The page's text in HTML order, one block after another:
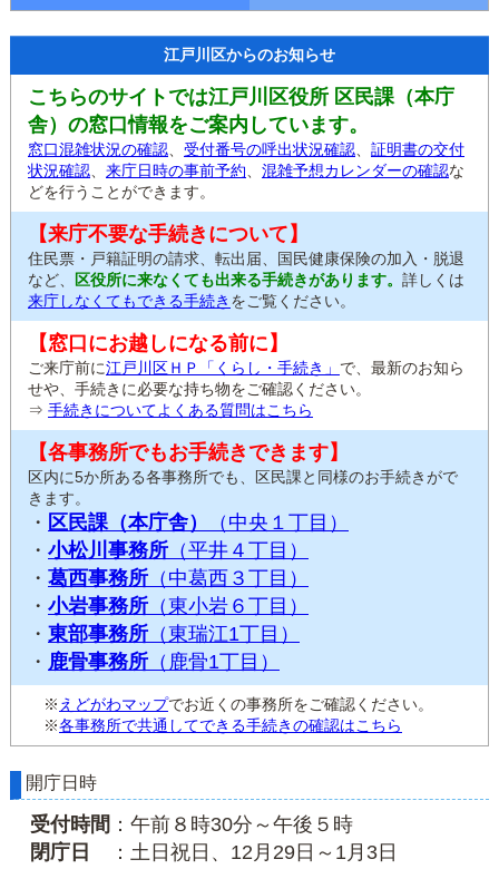
江戸川区からのお知らせ
こちらのサイトでは江戸川区役所 区民課（本庁
舎）の窓口情報をご案内しています。
窓口混雑状況の確認 受付番号の呼出状況確認
証明書の交付
状況確認
来庁日時の事前予約 混雑予想カレンダーの確認な
どを行うことができます。
【来庁不要な手続きについて】
住民票・戸籍証明の請求、転出届、国民健康保険の加入・脱退
など、
区役所に来なくても出来る手続きがあります。 詳しくは
来庁しなくてもできる手続き をご覧ください。
【窓口にお越しになる前に】
ご来庁前に江戸川区ＨＰ「くらし・手続き」 で、最新のお知ら
せや、手続きに必要な持ち物をご確認ください。
⇒ 手続きについてよくある質問はこちら
【各事務所でもお手続きできます】
区内に5か所ある各事務所でも、区民課と同様のお手続きがで
きます。
・ 区民課（本庁舎）
（中央１丁目）
・ 小松川事務所 （平井４丁目）
・ 葛西事務所 （中葛西３丁目）
・ 小岩事務所 （東小岩６丁目）
・ 東部事務所 （東瑞江1丁目）
・ 鹿骨事務所 （鹿骨1丁目）
※ えどがわマップでお近くの事務所をご確認ください。
※各事務所で共通してできる手続きの確認はこちら
開庁日時
受付時間 ：午前８時30分～午後５時
閉庁日
：土日祝日、12月29日～1月3日